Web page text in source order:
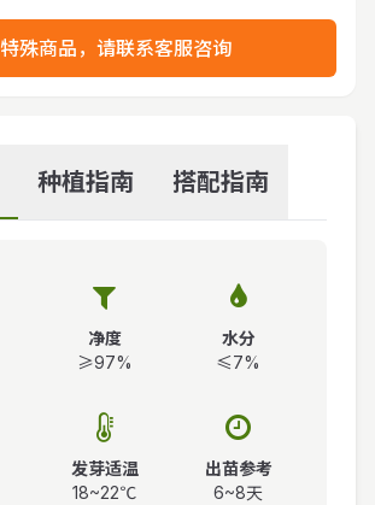
特殊商品，请联系客服咨询
种植指南 搭配指南
净度
≥97%
水分
≤7%
发芽适温
18~22℃
出苗参考
6~8天